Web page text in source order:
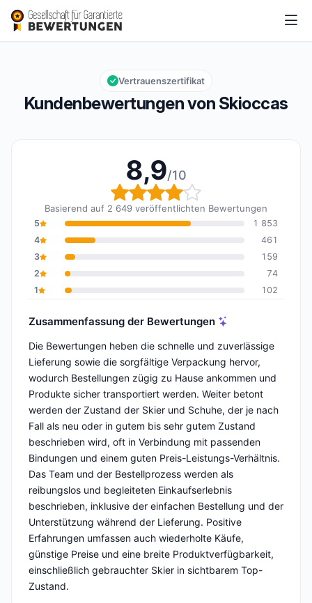
Skioccas
Gesamtbewertung: 8,9 von 10
8,9/10
Kundenbewertungen von Skioccas
Vertrauenszertifikat
8,9/10
Gesamtbewertung: 8,9
Basierend auf 2 649 veröffentlichten Bewertungen
5
1 853
4
461
3
159
2
74
1
102
Zusammenfassung der Bewertungen
Die Bewertungen heben die schnelle und zuverlässige
Lieferung sowie die sorgfältige Verpackung hervor,
wodurch Bestellungen zügig zu Hause ankommen und
Produkte sicher transportiert werden. Weiter betont
werden der Zustand der Skier und Schuhe, der je nach
Fall als neu oder in gutem bis sehr gutem Zustand
beschrieben wird, oft in Verbindung mit passenden
Bindungen und einem guten Preis-Leistungs-Verhältnis.
Das Team und der Bestellprozess werden als
reibungslos und begleiteten Einkaufserlebnis
beschrieben, inklusive der einfachen Bestellung und der
Unterstützung während der Lieferung. Positive
Erfahrungen umfassen auch wiederholte Käufe,
günstige Preise und eine breite Produktverfügbarkeit,
einschließlich gebrauchter Skier in sichtbarem Top-
Zustand.